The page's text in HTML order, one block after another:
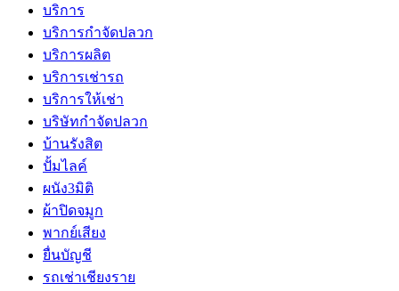
บริการ
บริการกำจัดปลวก
บริการผลิต
บริการเช่ารถ
บริการให้เช่า
บริษัทกำจัดปลวก
บ้านรังสิต
ปั้มไลค์
ผนัง3มิติ
ผ้าปิดจมูก
พากย์เสียง
ยื่นบัญชี
รถเช่าเชียงราย